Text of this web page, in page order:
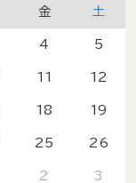
金 土
4 5
11 12
18 19
25 26
2 3